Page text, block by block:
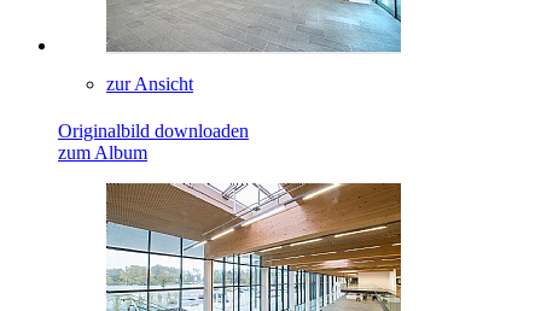
zur Ansicht
Originalbild downloaden
zum Album